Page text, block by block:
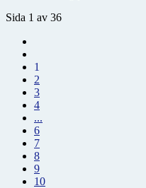
Sida 1 av 36
1
2
3
4
...
6
7
8
9
10